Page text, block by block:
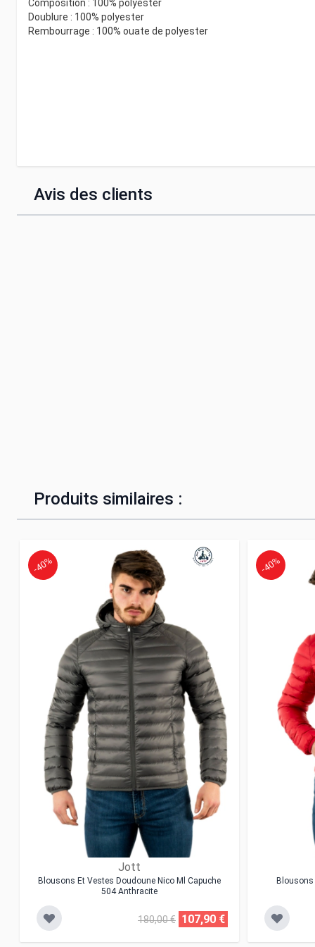
Composition : 100% polyester
Doublure : 100% polyester
Rembourrage : 100% ouate de polyester
Avis des clients
Produits similaires :
Jott
Blousons Et Vestes Doudoune Nico Ml Capuche
504 Anthracite
-40%
180,00 € 107,90 €
-40%